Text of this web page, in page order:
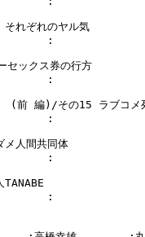
れぞれのヤル気
:
ックス券の行方
:
(前 編)/その15 ラブコメ
:
人間共同体
:
: